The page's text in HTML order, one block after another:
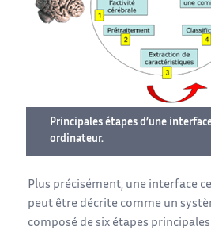
Principales étapes d’une
ordinateur.
Plus précisément, une interface
peut être décrite comme un
composé de six étapes principales